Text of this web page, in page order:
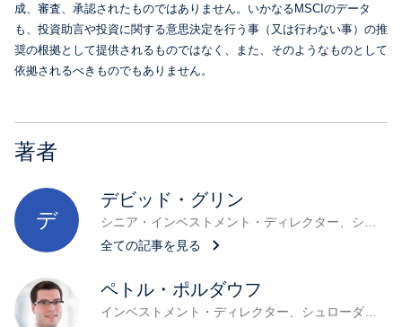
成、審査、承認されたものではありません。いかなるMSCIのデータ
も、投資助言や投資に関する意思決定を行う事（又は行わない事）の推
奨の根拠として提供されるものではなく、また、そのようなものとして
依拠されるべきものでもありません。
著者
デ
デビッド・グリン
シニア・インベストメント・ディレクター、シュローダー・キャピタル
全ての記事を見る
ペトル・ポルダウフ
インベストメント・ディレクター、シュローダー・キャピタル